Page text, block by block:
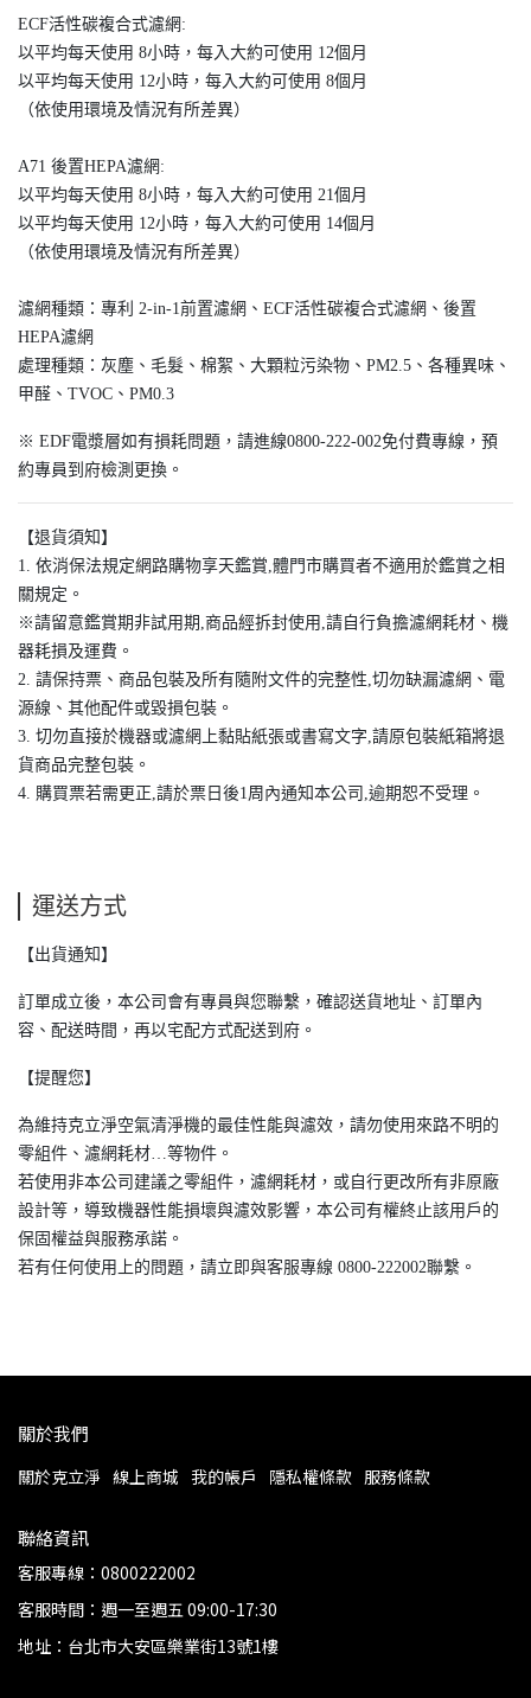
ECF活性碳複合式濾網:
以平均每天使用 8小時，每入大約可使用 12個月
以平均每天使用 12小時，每入大約可使用 8個月
（依使用環境及情況有所差異）
A71 後置HEPA濾網:
以平均每天使用 8小時，每入大約可使用 21個月
以平均每天使用 12小時，每入大約可使用 14個月
（依使用環境及情況有所差異）
濾網種類：專利 2-in-1前置濾網、ECF活性碳複合式濾網、後置
HEPA濾網
處理種類：灰塵、毛髮、棉絮、大顆粒污染物、PM2.5、各種異味、
甲醛、TVOC、PM0.3
※ EDF電漿層如有損耗問題，請進線0800-222-002免付費專線，預
約專員到府檢測更換。
【退貨須知】
1. 依消保法規定網路購物享天鑑賞,體門市購買者不適用於鑑賞之相
關規定。
※請留意鑑賞期非試用期,商品經拆封使用,請自行負擔濾網耗材、機
器耗損及運費。
2. 請保持票、商品包裝及所有隨附文件的完整性,切勿缺漏濾網、電
源線、其他配件或毀損包裝。
3. 切勿直接於機器或濾網上黏貼紙張或書寫文字,請原包裝紙箱將退
貨商品完整包裝。
4. 購買票若需更正,請於票日後1周內通知本公司,逾期恕不受理。
運送方式
【出貨通知】
訂單成立後，本公司會有專員與您聯繫，確認送貨地址、訂單內
容、配送時間，再以宅配方式配送到府。
【提醒您】
為維持克立淨空氣清淨機的最佳性能與濾效，請勿使用來路不明的
零組件、濾網耗材…等物件。
若使用非本公司建議之零組件，濾網耗材，或自行更改所有非原廠
設計等，導致機器性能損壞與濾效影響，本公司有權終止該用戶的
保固權益與服務承諾。
若有任何使用上的問題，請立即與客服專線 0800-222002聯繫。
關於我們
關於克立淨 線上商城 我的帳戶 隱私權條款 服務條款
聯絡資訊
客服專線：0800222002
客服時間：週一至週五 09:00-17:30
地址：台北市大安區樂業街13號1樓